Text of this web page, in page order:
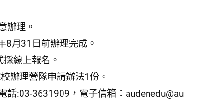
辦理。
8月31日前辦理完成。
線上報名。
辦理營隊申請辦法1份。
話:03-3631909，電子信箱：audenedu@au